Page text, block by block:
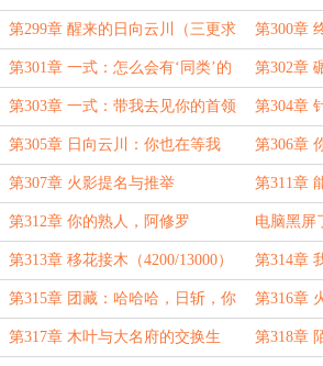
藏！！
第299章 醒来的日向云川（三更求
月票）
第300章
第301章 一式：怎么会有‘同类’的
气息？
第302章
初求票）
第303章 一式：带我去见你的首领 第304章
第305章 日向云川：你也在等我
吗？
第306章
解’最遥远
第307章 火影提名与推举 第311章
受
第312章 你的熟人，阿修罗 电脑黑屏
第313章 移花接木（4200/13000） 第314章
（8800/
第315章 团藏：哈哈哈，日斩，你
也有今天！（13000/13000）
第316章
第317章 木叶与大名府的交换生 第318章